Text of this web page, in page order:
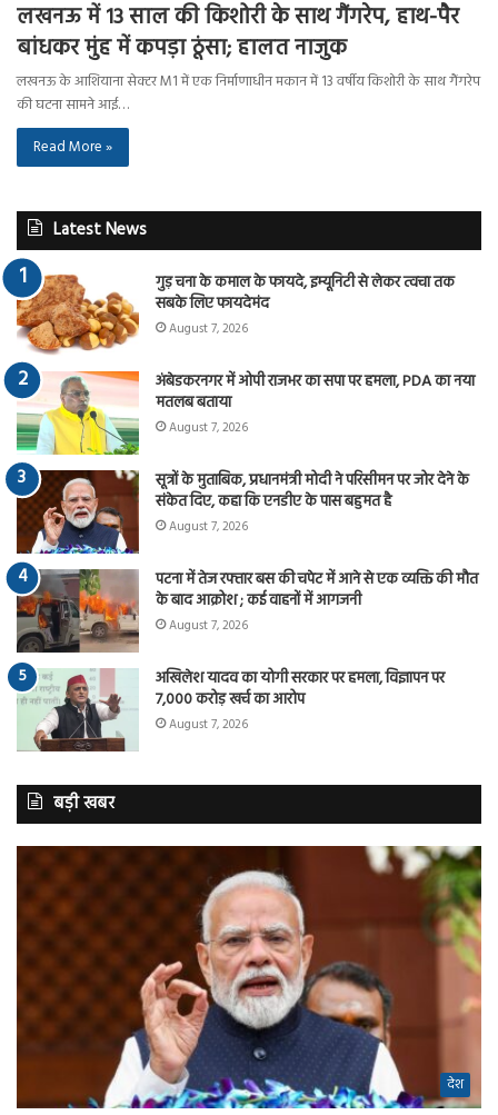
लखनऊ में 13 साल की किशोरी के साथ गैंगरेप, हाथ-पैर
बांधकर मुंह में कपड़ा ठूंसा; हालत नाजुक
लखनऊ के आशियाना सेक्टर M1 में एक निर्माणाधीन मकान में 13 वर्षीय किशोरी के साथ गैंगरेप
की घटना सामने आई…
Read More »
Latest News
गुड़ चना के कमाल के फायदे, इम्यूनिटी से लेकर त्वचा तक
सबके लिए फायदेमंद
August 7, 2026
अंबेडकरनगर में ओपी राजभर का सपा पर हमला, PDA का नया
मतलब बताया
August 7, 2026
सूत्रों के मुताबिक, प्रधानमंत्री मोदी ने परिसीमन पर जोर देने के
संकेत दिए, कहा कि एनडीए के पास बहुमत है
August 7, 2026
पटना में तेज रफ्तार बस की चपेट में आने से एक व्यक्ति की मौत
के बाद आक्रोश ; कई वाहनों में आगजनी
August 7, 2026
अखिलेश यादव का योगी सरकार पर हमला, विज्ञापन पर
7,000 करोड़ खर्च का आरोप
August 7, 2026
बड़ी खबर
देश